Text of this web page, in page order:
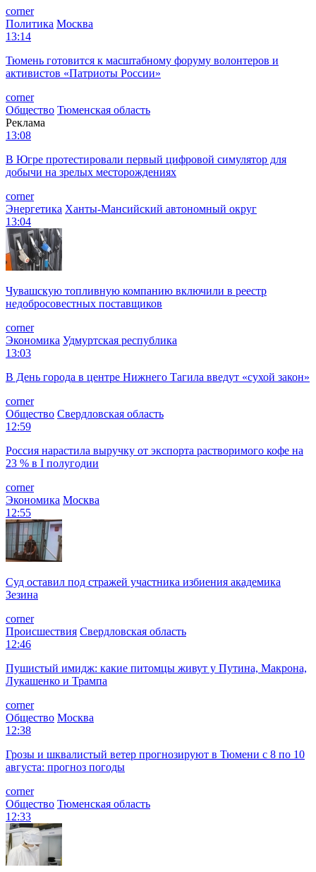
corner
Политика Москва
13:14
Тюмень готовится к масштабному форуму волонтеров и
активистов «Патриоты России»
corner
Общество Тюменская область
Реклама
13:08
В Югре протестировали первый цифровой симулятор для
добычи на зрелых месторождениях
corner
Энергетика Ханты-Мансийский автономный округ
13:04
Чувашскую топливную компанию включили в реестр
недобросовестных поставщиков
corner
Экономика Удмуртская республика
13:03
В День города в центре Нижнего Тагила введут «сухой закон»
corner
Общество Свердловская область
12:59
Россия нарастила выручку от экспорта растворимого кофе на
23 % в I полугодии
corner
Экономика Москва
12:55
Суд оставил под стражей участника избиения академика
Зезина
corner
Происшествия Свердловская область
12:46
Пушистый имидж: какие питомцы живут у Путина, Макрона,
Лукашенко и Трампа
corner
Общество Москва
12:38
Грозы и шквалистый ветер прогнозируют в Тюмени с 8 по 10
августа: прогноз погоды
corner
Общество Тюменская область
12:33